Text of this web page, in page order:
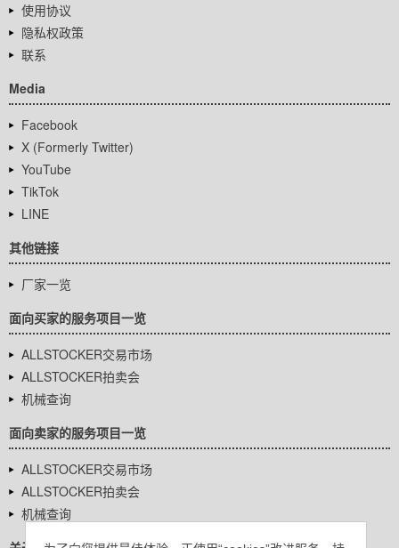
使用协议
隐私权政策
联系
Media
Facebook
X (Formerly Twitter)
YouTube
TikTok
LINE
其他链接
厂家一览
面向买家的服务项目一览
ALLSTOCKER交易市场
ALLSTOCKER拍卖会
机械查询
面向卖家的服务项目一览
ALLSTOCKER交易市场
ALLSTOCKER拍卖会
机械查询